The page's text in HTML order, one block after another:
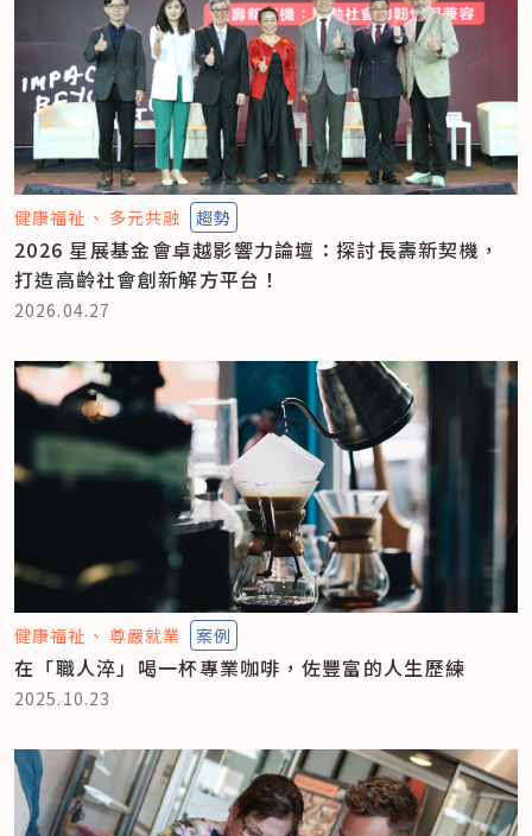
健康福祉 多元共融 趨勢
2026 星展基金會卓越影響力論壇：探討長壽新契機，
打造高齡社會創新解方平台！
2026.04.27
健康福祉 尊嚴就業 案例
在「職人淬」喝一杯專業咖啡，佐豐富的人生歷練
2025.10.23